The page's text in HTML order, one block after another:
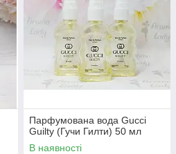
Парфумована вода Gucci
Guilty (Гучи Гилти) 50 мл
В наявності